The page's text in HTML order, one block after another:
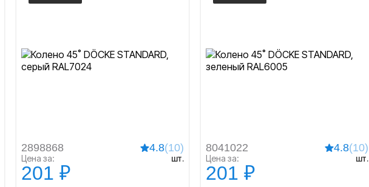
2898868 4.8(10)
Цена за: шт.
201 ₽
8041022 4.8(10)
Цена за: шт.
201 ₽